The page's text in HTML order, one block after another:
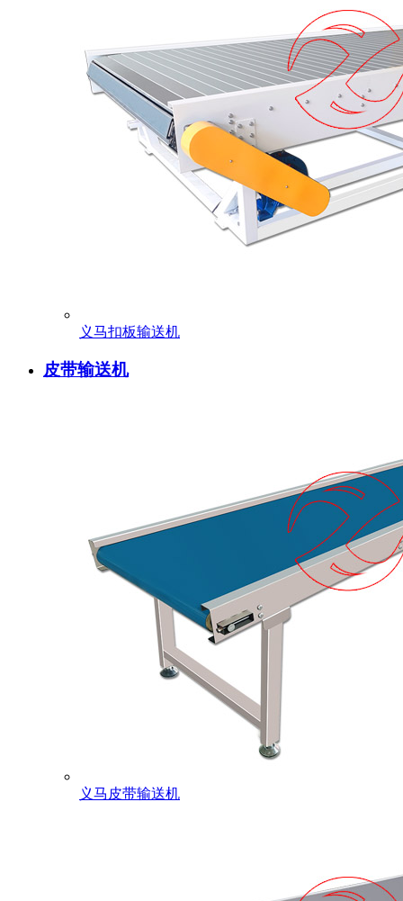
义马扣板输送机
皮带输送机
义马皮带输送机